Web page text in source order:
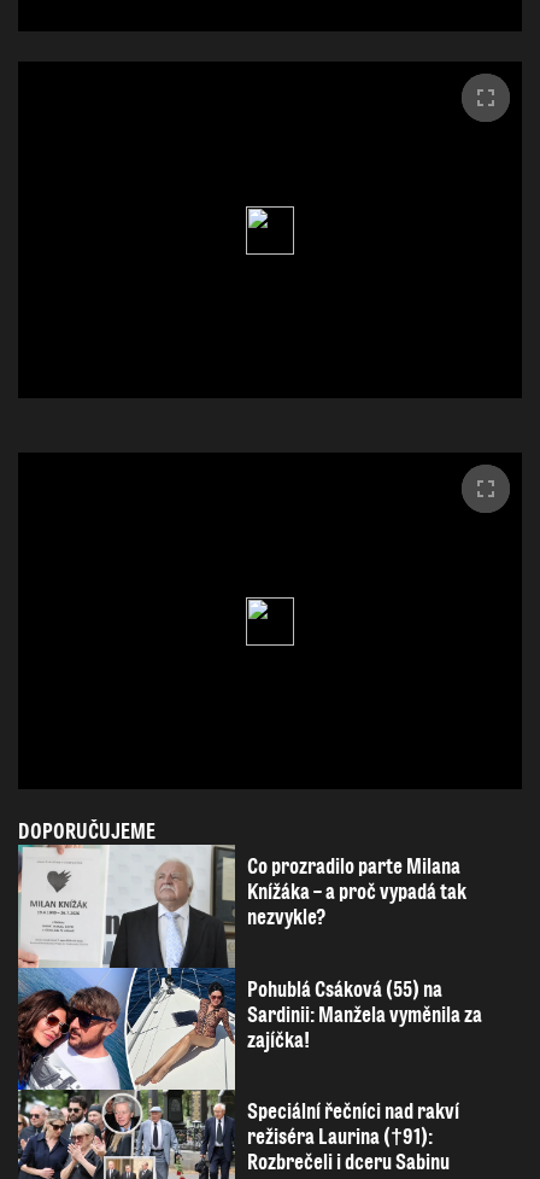
DOPORUČUJEME
Co prozradilo parte Milana
Knížáka – a proč vypadá tak
nezvykle?
Pohublá Csáková (55) na
Sardinii: Manžela vyměnila za
zajíčka!
Speciální řečníci nad rakví
režiséra Laurina (†91):
Rozbrečeli i dceru Sabinu